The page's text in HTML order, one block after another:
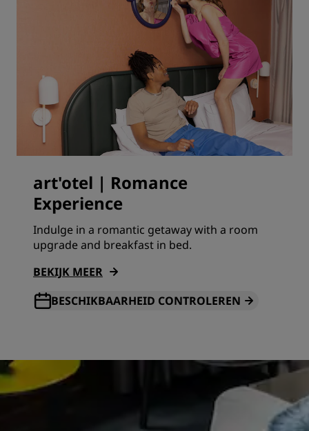
art'otel | Romance
Experience
Indulge in a romantic getaway with a room
upgrade and breakfast in bed.
BEKIJK MEER
BESCHIKBAARHEID CONTROLEREN